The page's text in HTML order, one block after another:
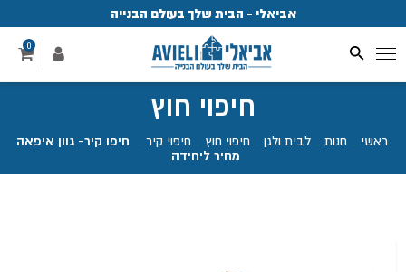
אביאלי - הבית שלך בעולם הבנייה
0
חיפוי חוץ
ראשי חנות לבית ולגן חיפוי חוץ חיפוי קיר
חיפו קיר- גוון איפאה
מחיר ליחידה